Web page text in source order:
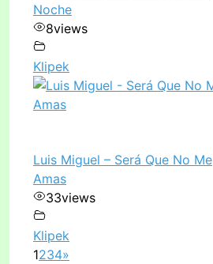
Noche
8views
Klipek
Luis Miguel – Será Que No Me
Amas
33views
Klipek
1234»